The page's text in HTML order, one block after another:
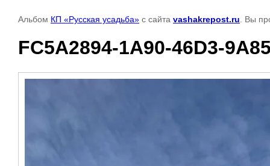
Альбом КП «Русская усадьба» с сайта vashakrepost.ru . Вы
FC5A2894-1A90-46D3-